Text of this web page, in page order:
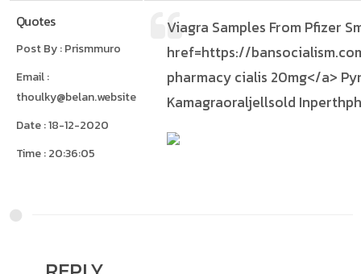
Quotes
Post By : Prismmuro
Email :
thoulky@belan.website
Date : 18-12-2020
Time : 20:36:05
Viagra Samples From Pfizer
href=https://
pharmacy cialis 20mg</a>
Kamagraoraljellsold